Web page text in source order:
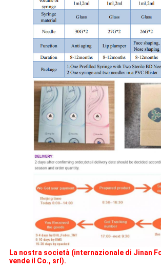
La nostra società (internazionale di Jinan
vende il Co., srl).